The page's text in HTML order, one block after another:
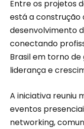
Entre os projetos
está a construção
desenvolvimento
conectando
Brasil em torno
liderança e
A iniciativa reuniu
eventos
networking,